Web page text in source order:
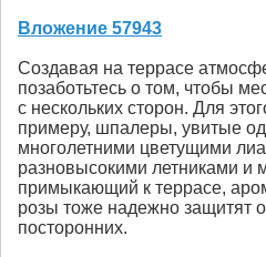
Вложение 57943
Создавая на террасе
позаботьтесь о том, чтобы
с нескольких сторон. Для
примеру, шпалеры, увитые
многолетними цветущими
разновысокими летниками и
примыкающий к террасе,
розы тоже надежно защитят
посторонних.